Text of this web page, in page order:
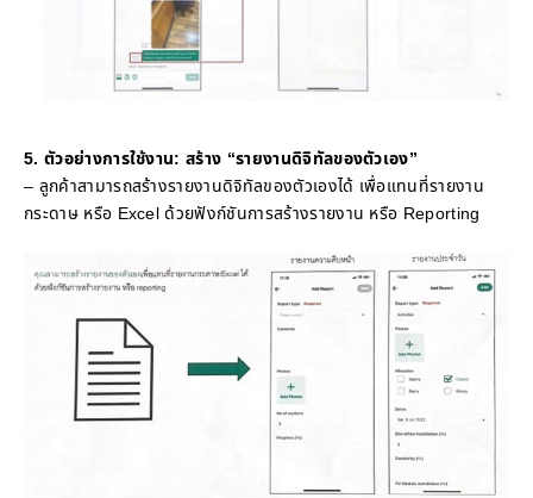
5. ตัวอย่างการใช้งาน: สร้าง “รายงานดิจิทัลของตัวเอง”
– ลูกค้าสามารถสร้างรายงานดิจิทัลของตัวเองได้ เพื่อแทนที่รายงาน
กระดาษ หรือ Excel ด้วยฟังก์ชันการสร้างรายงาน หรือ Reporting